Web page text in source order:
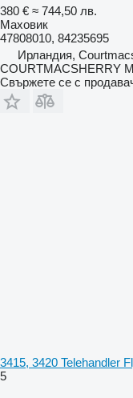
380 € ≈ 744,50 лв.
Маховик
47808010, 84235695
Ирландия,
COURTMACSHERRY
Свържете се с
3415, 3420 Telehandler
5